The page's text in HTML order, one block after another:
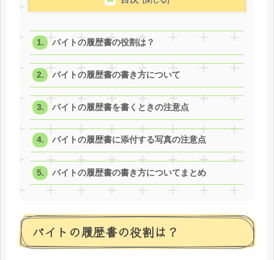
バイトの履歴書の役割は？
バイトの履歴書の書き方について
バイトの履歴書を書くときの注意点
バイトの履歴書に添付する写真の注意点
バイトの履歴書の書き方についてまとめ
バイトの履歴書の役割は？